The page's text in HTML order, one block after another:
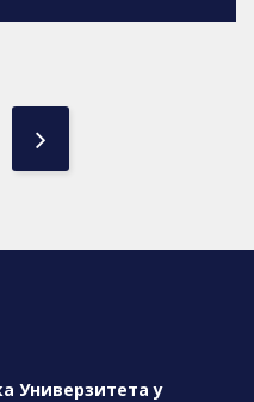
Универзитета у